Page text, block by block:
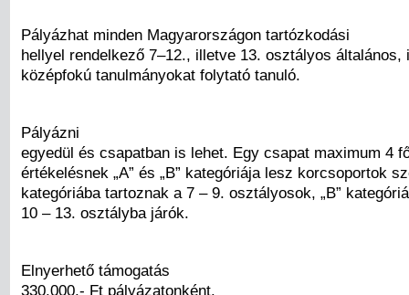
Pályázhat minden Magyarországon tartózkodási
hellyel rendelkező 7–12., illetve 13. osztályos általános,
középfokú tanulmányokat folytató tanuló.
Pályázni
egyedül és csapatban is lehet. Egy csapat maximum 4
értékelésnek „A” és „B” kategóriája lesz korcsoportok
kategóriába tartoznak a 7 – 9. osztályosok, „B”
10 – 13. osztályba járók.
Elnyerhető támogatás
330.000,- Ft pályázatonként.